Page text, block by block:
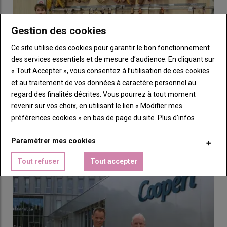
Nés totaux par portée 16,01 17,67 +1,66
Taux de perte sur nés totaux 23,2 % 16,1 % -7,1 %
Taux de perte sur nés vivants
Poids moyen au sevrage 5,8 6 +0,2 kg
Poids de portée sevrée
(sevrage à 20,2 jours)
70,9 88,3
Rang moyen de portée
Source : GTTT éleveur
Une rigueur à tous les niveaux
L’industrialisation de l’agroalimentaire porcin
espagnol
Pour comprendre l’incroyable croissance de la filière porcine
espagnole, s’intéresser à l’industrialisation de l’…
Gestion des cookies
Ce site utilise des cookies pour garantir le bon fonctionnement
des services essentiels et de mesure d’audience. En cliquant sur
« Tout Accepter », vous consentez à l’utilisation de ces cookies
et au traitement de vos données à caractère personnel au
regard des finalités décrites. Vous pourrez à tout moment
revenir sur vos choix, en utilisant le lien « Modifier mes
préférences cookies » en bas de page du site. Plus d'infos
Paramétrer mes cookies
Tout refuser Tout accepter